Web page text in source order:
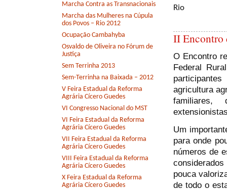
Marcha Contra as Transnacionais
Marcha das Mulheres na Cúpula
dos Povos – Rio 2012
Ocupação Cambahyba
Osvaldo de Oliveira no Fórum de
Justiça
Sem Terrinha 2013
Sem-Terrinha na Baixada – 2012
V Feira Estadual da Reforma
Agrária Cícero Guedes
VI Congresso Nacional do MST
VI Feira Estadual da Reforma
Agrária Cícero Guedes
VII Feira Estadual da Reforma
Agrária Cícero Guedes
VIII Feira Estadual da Reforma
Agrária Cícero Guedes
X Feira Estadual da Reforma
Agrária Cícero Guedes
II Encontro
O Encontro
Federal
agricultura
familiares,
Um
para onde
números de
pouca
de todo o